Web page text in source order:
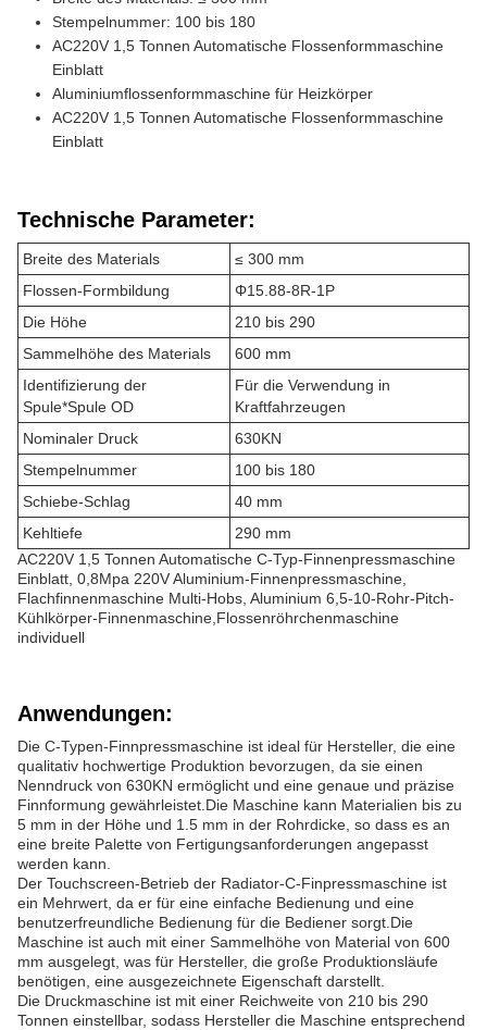
Stempelnummer: 100 bis 180
AC220V 1,5 Tonnen Automatische Flossenformmaschine
Einblatt
Aluminiumflossenformmaschine für Heizkörper
AC220V 1,5 Tonnen Automatische Flossenformmaschine
Einblatt
Technische Parameter:
Breite des Materials
≤ 300 mm
Flossen-Formbildung
Φ15.88-8R-1P
Die Höhe
210 bis 290
Sammelhöhe des Materials
600 mm
Identifizierung der
Spule*Spule OD
Für die Verwendung in
Kraftfahrzeugen
Nominaler Druck
630KN
Stempelnummer
100 bis 180
Schiebe-Schlag
40 mm
Kehltiefe
290 mm
AC220V 1,5 Tonnen Automatische C-Typ-Finnenpressmaschine
Einblatt, 0,8Mpa 220V Aluminium-Finnenpressmaschine,
Flachfinnenmaschine Multi-Hobs, Aluminium 6,5-10-Rohr-Pitch-
Kühlkörper-Finnenmaschine,Flossenröhrchenmaschine
individuell
Anwendungen:
Die C-Typen-Finnpressmaschine ist ideal für Hersteller, die eine
qualitativ hochwertige Produktion bevorzugen, da sie einen
Nenndruck von 630KN ermöglicht und eine genaue und präzise
Finnformung gewährleistet.Die Maschine kann Materialien bis zu
5 mm in der Höhe und 1.5 mm in der Rohrdicke, so dass es an
eine breite Palette von Fertigungsanforderungen angepasst
werden kann.
Der Touchscreen-Betrieb der Radiator-C-Finpressmaschine ist
ein Mehrwert, da er für eine einfache Bedienung und eine
benutzerfreundliche Bedienung für die Bediener sorgt.Die
Maschine ist auch mit einer Sammelhöhe von Material von 600
mm ausgelegt, was für Hersteller, die große Produktionsläufe
benötigen, eine ausgezeichnete Eigenschaft darstellt.
Die Druckmaschine ist mit einer Reichweite von 210 bis 290
Tonnen einstellbar, sodass Hersteller die Maschine entsprechend